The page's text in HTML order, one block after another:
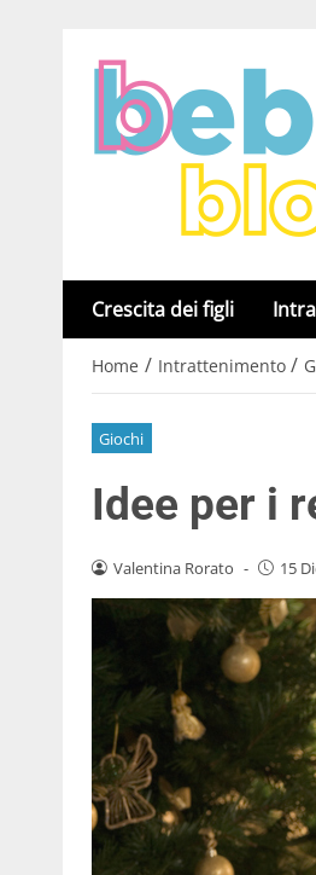
Crescita dei figli
Home / Intrattenimento /
Giochi
Idee per i
Valentina Rorato - 15